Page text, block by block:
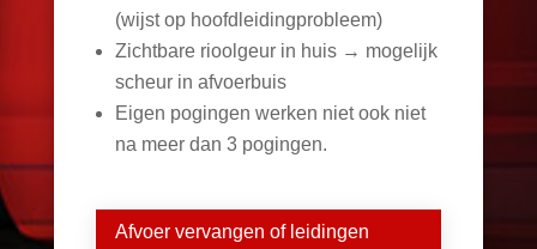
(wijst op hoofdleidingprobleem)
Zichtbare rioolgeur in huis → mogelijk
scheur in afvoerbuis
Eigen pogingen werken niet ook niet
na meer dan 3 pogingen.
Afvoer vervangen of leidingen